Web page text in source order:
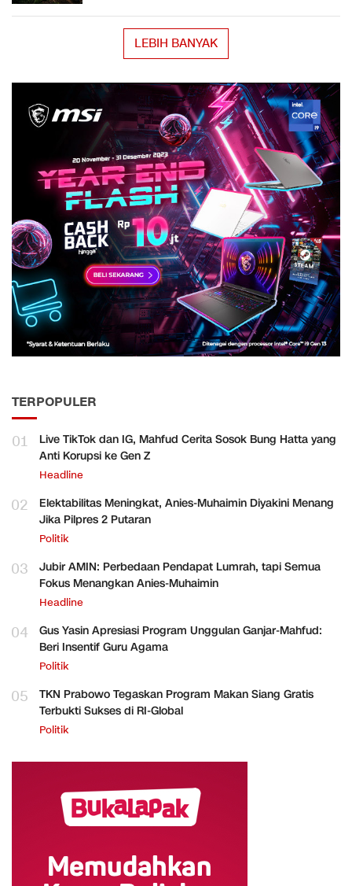
LEBIH BANYAK
TERPOPULER
01
Live TikTok dan IG, Mahfud Cerita Sosok Bung Hatta yang
Anti Korupsi ke Gen Z
Headline
02
Elektabilitas Meningkat, Anies-Muhaimin Diyakini Menang
Jika Pilpres 2 Putaran
Politik
03
Jubir AMIN: Perbedaan Pendapat Lumrah, tapi Semua
Fokus Menangkan Anies-Muhaimin
Headline
04
Gus Yasin Apresiasi Program Unggulan Ganjar-Mahfud:
Beri Insentif Guru Agama
Politik
05
TKN Prabowo Tegaskan Program Makan Siang Gratis
Terbukti Sukses di RI-Global
Politik